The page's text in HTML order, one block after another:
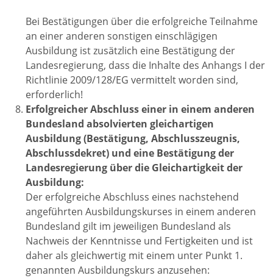
Bei Bestätigungen über die erfolgreiche Teilnahme
an einer anderen sonstigen einschlägigen
Ausbildung ist zusätzlich eine Bestätigung der
Landesregierung, dass die Inhalte des Anhangs I der
Richtlinie 2009/128/EG vermittelt worden sind,
erforderlich!
Erfolgreicher Abschluss einer in einem anderen
Bundesland absolvierten gleichartigen
Ausbildung (Bestätigung, Abschlusszeugnis,
Abschlussdekret) und eine Bestätigung der
Landesregierung über die Gleichartigkeit der
Ausbildung:
Der erfolgreiche Abschluss eines nachstehend
angeführten Ausbildungskurses in einem anderen
Bundesland gilt im jeweiligen Bundesland als
Nachweis der Kenntnisse und Fertigkeiten und ist
daher als gleichwertig mit einem unter Punkt 1.
genannten Ausbildungskurs anzusehen: